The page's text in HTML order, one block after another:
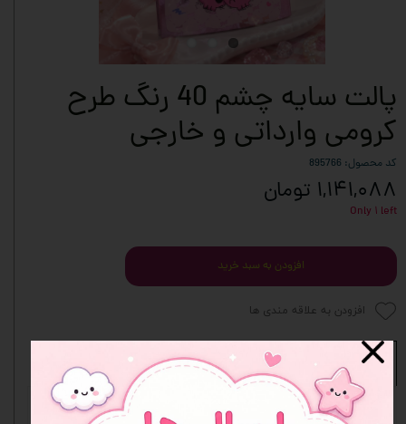
پالت سایه چشم 40 رنگ طرح
کرومی وارداتی و خارجی
کد محصول: 895766
۱,۱۴۱,۰۸۸ تومان
Only ۱ left
افزودن به سبد خرید
افزودن به علاقه مندی ها
نظرات